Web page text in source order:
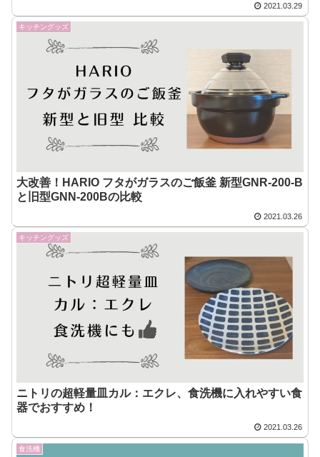
2021.03.29
キッチングッズ
大改善！HARIO フタがガラスのご飯釜 新型GNR-200-B
と旧型GNN-200Bの比較
2021.03.26
キッチングッズ
ニトリの超軽量皿カル：エクレ、食洗機に入れやすい食
器でおすすめ！
2021.03.26
食洗機